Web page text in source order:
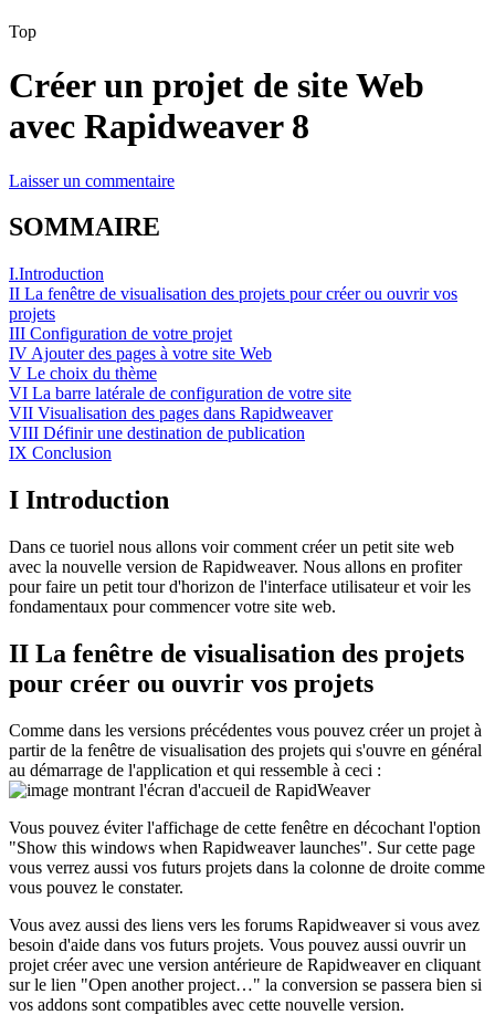
Top
Créer un projet de site Web
avec Rapidweaver 8
Laisser un commentaire
SOMMAIRE
I.Introduction
II La fenêtre de visualisation des projets pour créer ou ouvrir vos
projets
III Configuration de votre projet
IV Ajouter des pages à votre site Web
V Le choix du thème
VI La barre latérale de configuration de votre site
VII Visualisation des pages dans Rapidweaver
VIII Définir une destination de publication
IX Conclusion
I Introduction
Dans ce tuoriel nous allons voir comment créer un petit site web
avec la nouvelle version de Rapidweaver. Nous allons en profiter
pour faire un petit tour d'horizon de l'interface utilisateur et voir les
fondamentaux pour commencer votre site web.
II La fenêtre de visualisation des projets
pour créer ou ouvrir vos projets
Comme dans les versions précédentes vous pouvez créer un projet à
partir de la fenêtre de visualisation des projets qui s'ouvre en général
au démarrage de l'application et qui ressemble à ceci :
Vous pouvez éviter l'affichage de cette fenêtre en décochant l'option
"Show this windows when Rapidweaver launches". Sur cette page
vous verrez aussi vos futurs projets dans la colonne de droite comme
vous pouvez le constater.
Vous avez aussi des liens vers les forums Rapidweaver si vous avez
besoin d'aide dans vos futurs projets. Vous pouvez aussi ouvrir un
projet créer avec une version antérieure de Rapidweaver en cliquant
sur le lien "Open another project…" la conversion se passera bien si
vos addons sont compatibles avec cette nouvelle version.